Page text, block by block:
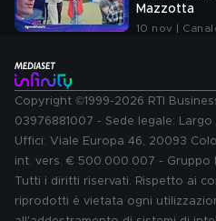
Mazzotta
10 nov |
Copyright ©1999-2026 RTI
03976881007 - Sede legale:
Uffici: Viale Europa 46, 20093
int. vers. € 500.000.007 - Gruppo
Tutti i diritti riservati. Rispetto ai
riprodotti è vietata ogni